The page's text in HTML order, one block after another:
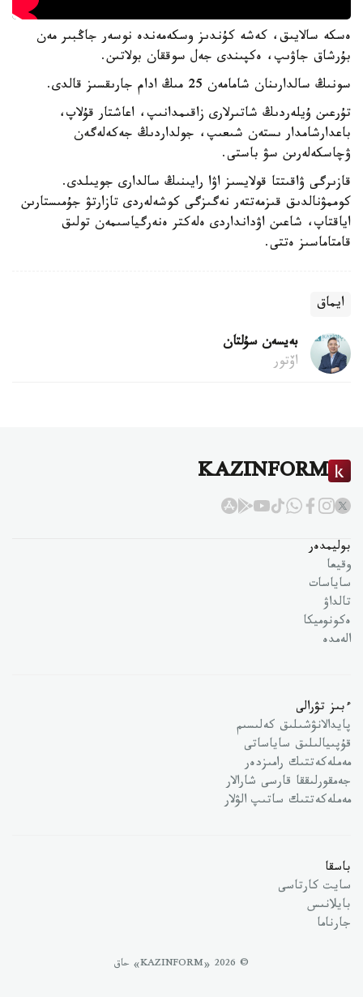
ەسكە سالايىق، كەشە كۇندىز وسكەمەندە نوسەر جاڭبىر مەن
بۇرشاق جاۋىپ، ەكپىندى جەل سوققان بولاتىن.
سونىڭ سالدارىنان شامامەن 25 مىڭ ادام جارىقسىز قالدى.
تۇرعىن ۇيلەردىڭ شاتىرلارى زاقىمدانىپ، اعاشتار قۇلاپ،
باعدارشامدار ىستەن شىعىپ، جولداردىڭ جەكەلەگەن
ۋچاسكەلەرىن سۋ باستى.
قازىرگى ۋاقىتتا قولايسىز اۋا رايىنىڭ سالدارى جويىلدى.
كوممۋنالدىق قىزمەتتەر نەگىزگى كوشەلەردى تازارتۋ جۇمىستارىن
اياقتاپ، شاعىن اۋدانداردى ەلەكتر ەنەرگياسىمەن تولىق
قامتاماسىز ەتتى.
ايماق
بەيسەن سۇلتان
اۆتور
KAZINFORM
بوليمدەر
وقيعا
ساياسات
تالداۋ
ەكونوميكا
الەمدە
ءبىز تۋرالى
پايدالانۋشىلىق كەلىسىم
قۇپىيالىلىق ساياساتى
مەملەكەتتىك رامىزدەر
جەمقورلىققا قارسى شارالار
مەملەكەتتىك ساتىپ الۋلار
باسقا
سايت كارتاسى
بايلانىس
جارناما
© 2026 «KAZINFORM» حاق